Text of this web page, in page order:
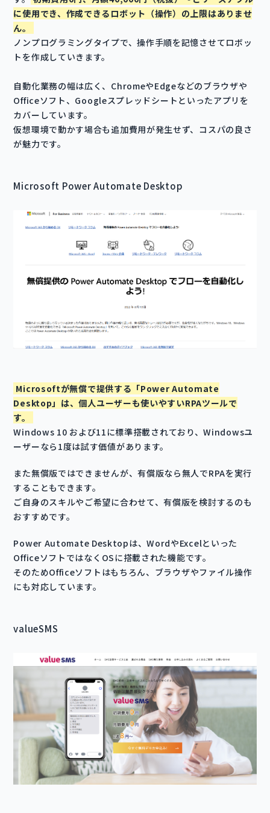
に使用でき、作成できるロボット（操作）の上限はありませ
ん。
ノンプログラミングタイプで、操作手順を記憶させてロボッ
トを作成していきます。
自動化業務の幅は広く、ChromeやEdgeなどのブラウザや
Officeソフト、Googleスプレッドシートといったアプリを
カバーしています。
仮想環境で動かす場合も追加費用が発生せず、コスパの良さ
が魅力です。
Microsoft Power Automate Desktop
Microsoftが無償で提供する「Power Automate
Desktop」は、個人ユーザーも使いやすいRPAツールで
す。
Windows 10 および11に標準搭載されており、Windowsユ
ーザーなら1度は試す価値があります。
また無償版ではできませんが、有償版なら無人でRPAを実行
することもできます。
ご自身のスキルやご希望に合わせて、有償版を検討するのも
おすすめです。
Power Automate Desktopは、WordやExcelといった
OfficeソフトではなくOSに搭載された機能です。
そのためOfficeソフトはもちろん、ブラウザやファイル操作
にも対応しています。
valueSMS